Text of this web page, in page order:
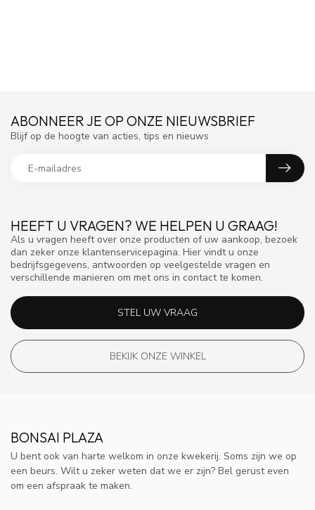
HEEFT U VRAGEN? WE HELPEN U GRAAG!
Als u vragen heeft over onze producten of uw aankoop, bezoek
dan zeker onze klantenservicepagina. Hier vindt u onze
bedrijfsgegevens, antwoorden op veelgestelde vragen en
verschillende manieren om met ons in contact te komen.
STEL UW VRAAG
BEKIJK ONZE WINKEL
ABONNEER JE OP ONZE NIEUWSBRIEF
Blijf op de hoogte van acties, tips en nieuws
BONSAI PLAZA
U bent ook van harte welkom in onze kwekerij. Soms zijn we op
een beurs. Wilt u zeker weten dat we er zijn? Bel gerust even
om een afspraak te maken.